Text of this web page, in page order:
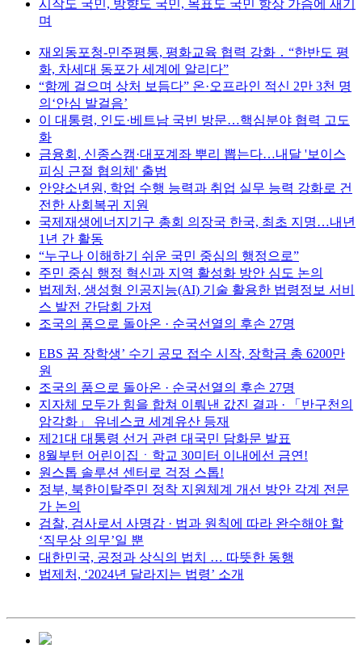
시작도 국민, 방향도 국민, 목표도 국민 항상 가슴에 새기
며
재외동포청-민주평통, 평화교육 협력 강화 ․ “한반도 평
화, 차세대 동포가 세계에 알리다”
“함께 걸으며 상처 보듬다” 온·오프라인 적신 2만 3천 명
의‘안심 발걸음’
이 대통령, 인도·베트남 국빈 방문…핵심분야 협력 고도
화
금융회, 신종스캠·대포계좌 뿌리 뽑는다…내달 '보이스
피싱 근절 협의체' 출범
안양소년원, 학업 수행 능력과 취업 실무 능력 강화로 건
전한 사회복귀 지원
국제재생에너지기구 총회 의장국 한국, 최초 지명…내년
1년 간 활동
“누구나 이해하기 쉬운 국민 중심의 행정으로”
주민 중심 행정 혁신과 지역 활성화 방안 심도 논의
법제처, 생성형 인공지능(AI) 기술 활용한 법령정보 서비
스 발전 간담회 가져
조국의 품으로 돌아온 · 순국선열의 후손 27명
EBS 꿈 장학생’ 수기 공모 접수 시작, 장학금 총 6200만
원
조국의 품으로 돌아온 · 순국선열의 후손 27명
지자체 모두가 힘을 합쳐 이뤄낸 값진 결과 · 「반구천의
암각화」 유네스코 세계유산 등재
제21대 대통령 선거 관련 대국민 담화문 발표
8월부턴 어린이집ㆍ학교 30미터 이내에선 금연!
원스톱 솔루션 센터로 걱정 스톱!
정부, 북한이탈주민 정착 지원체계 개선 방안 각계 전문
가 논의
검찰, 검사로서 사명감 · 법과 원칙에 따라 완수해야 할
‘직무상 의무’일 뿐
대한민국, 공정과 상식의 법치 … 따뜻한 동행
법제처, ‘2024년 달라지는 법령’ 소개